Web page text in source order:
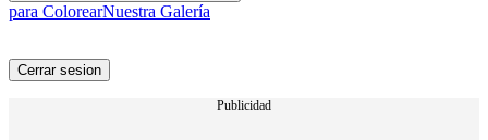
para ColorearNuestra Galería
Cerrar sesion
Publicidad